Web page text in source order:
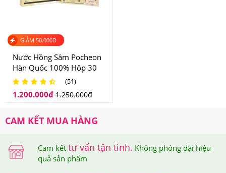
4.Nước Hồng Sâm Đông Trùng Hạ Thảo
Hiệu Quả?
Cách sử dụng:
-Người lớn uống 80 ml một lần mỗi ngày 2 lần.
GIẢM 50.000Đ
Nước Hồng Sâm Pocheon
Hàn Quốc 100% Hộp 30
Gói
(51)
1.200.000đ 1.250.000đ
CAM KẾT MUA HÀNG
Cam kết tư vấn tận tình. Không phóng đại hiệu
quả sản phẩm